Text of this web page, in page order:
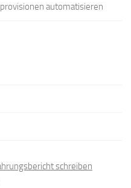
automatisieren
schreiben